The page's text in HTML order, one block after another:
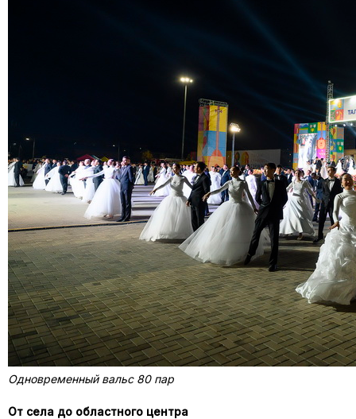
Одновременный вальс 80 пар
От села до областного центра